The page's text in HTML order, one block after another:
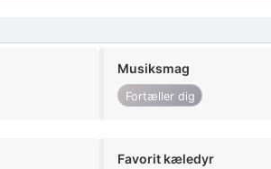
Musiksmag
Fortæller dig
Favorit kæledyr